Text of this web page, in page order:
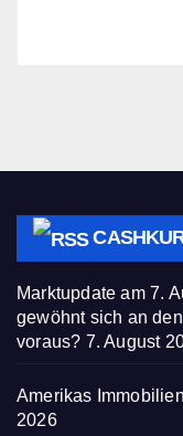
Marktupdate am 7.
gewöhnt sich an
voraus? 7. August
Amerikas
2026